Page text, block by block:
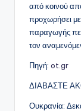
από κοινού
προχωρήσει
παραγωγής
τον
Πηγή: ot.gr
ΔΙΑΒΑΣΤΕ
Ουκρανία: